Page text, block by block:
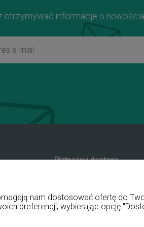
otrzymywać informacje o
Płatności i dostawa
Koszty dostawy
Czas realizacji zamówienia
nam dostosować ofertę do
preferencji, wybierając opcję